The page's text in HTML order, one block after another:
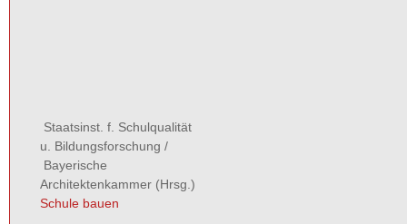
Staatsinst. f. Schulqualität
u. Bildungsforschung /
Bayerische
Architektenkammer (Hrsg.)
Schule bauen